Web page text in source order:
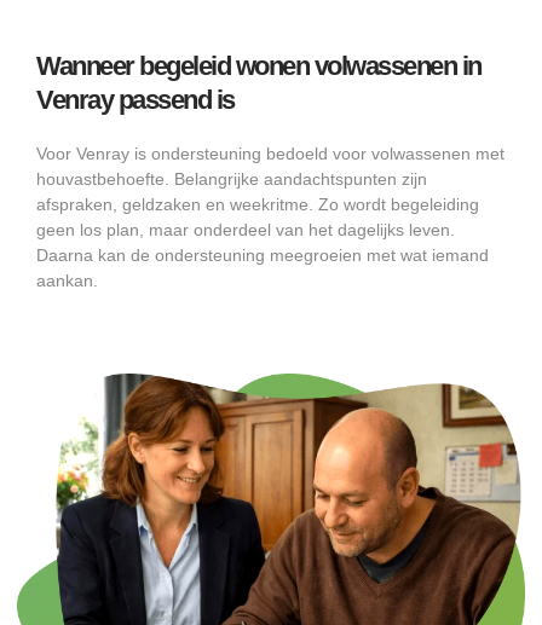
Wanneer begeleid wonen volwassenen in
Venray passend is
Voor Venray is ondersteuning bedoeld voor volwassenen met
houvastbehoefte. Belangrijke aandachtspunten zijn
afspraken, geldzaken en weekritme. Zo wordt begeleiding
geen los plan, maar onderdeel van het dagelijks leven.
Daarna kan de ondersteuning meegroeien met wat iemand
aankan.